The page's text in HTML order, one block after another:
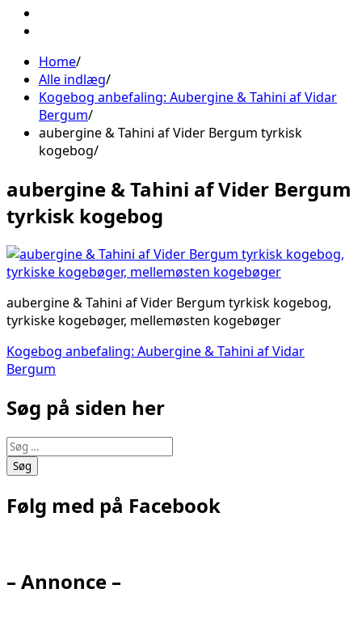
Home
Alle indlæg
Kogebog anbefaling: Aubergine & Tahini af Vidar
Bergum
aubergine & Tahini af Vider Bergum tyrkisk
kogebog
aubergine & Tahini af Vider Bergum
tyrkisk kogebog
aubergine & Tahini af Vider Bergum tyrkisk kogebog,
tyrkiske kogebøger, mellemøsten kogebøger
Indlægsnavigation
Kogebog anbefaling: Aubergine & Tahini af Vidar
Bergum
Søg på siden her
Søg
efter:
Følg med på Facebook
– Annonce –